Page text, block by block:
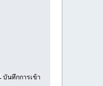
บันทึกการเข้า